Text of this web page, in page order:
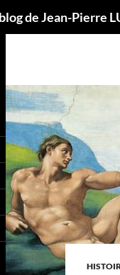
de Jean-Pierre